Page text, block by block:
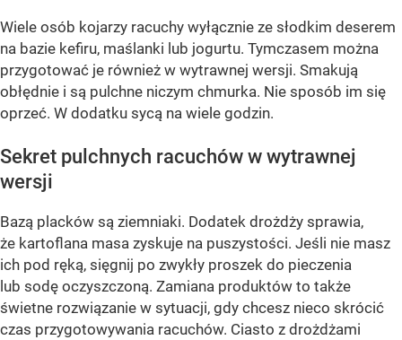
Wiele osób kojarzy racuchy wyłącznie ze słodkim deserem
na bazie kefiru, maślanki lub jogurtu. Tymczasem można
przygotować je również w wytrawnej wersji. Smakują
obłędnie i są pulchne niczym chmurka. Nie sposób im się
oprzeć. W dodatku sycą na wiele godzin.
Sekret pulchnych racuchów w wytrawnej
wersji
Bazą placków są ziemniaki. Dodatek drożdży sprawia,
że kartoflana masa zyskuje na puszystości. Jeśli nie masz
ich pod ręką, sięgnij po zwykły proszek do pieczenia
lub sodę oczyszczoną. Zamiana produktów to także
świetne rozwiązanie w sytuacji, gdy chcesz nieco skrócić
czas przygotowywania racuchów. Ciasto z drożdżami